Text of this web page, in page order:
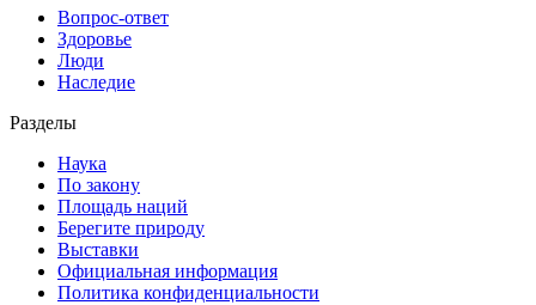
Вопрос-ответ
Здоровье
Люди
Наследие
Разделы
Наука
По закону
Площадь наций
Берегите природу
Выставки
Официальная информация
Политика конфиденциальности